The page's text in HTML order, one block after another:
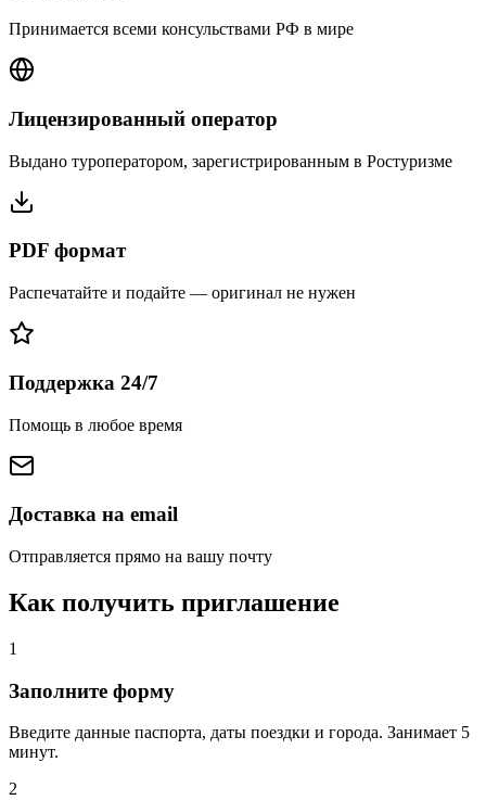
Принимается всеми консульствами РФ в мире
Лицензированный оператор
Выдано туроператором, зарегистрированным в Ростуризме
PDF формат
Распечатайте и подайте — оригинал не нужен
Поддержка 24/7
Помощь в любое время
Доставка на email
Отправляется прямо на вашу почту
Как получить приглашение
1
Заполните форму
Введите данные паспорта, даты поездки и города. Занимает 5
минут.
2